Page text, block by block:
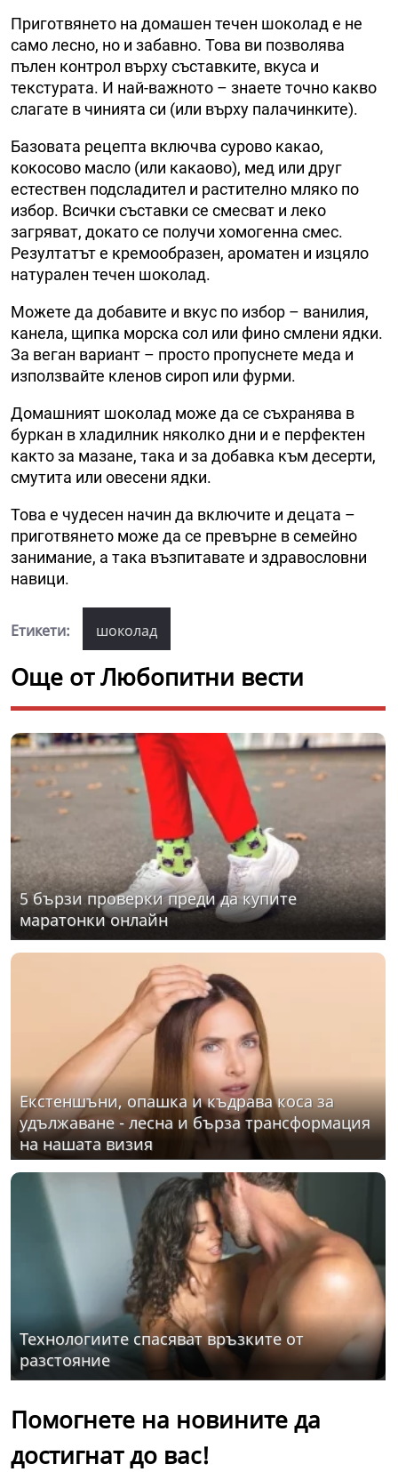
Приготвянето на домашен течен шоколад е не
само лесно, но и забавно. Това ви позволява
пълен контрол върху съставките, вкуса и
текстурата. И най-важното – знаете точно какво
слагате в чинията си (или върху палачинките).
Базовата рецепта включва сурово какао,
кокосово масло (или какаово), мед или друг
естествен подсладител и растително мляко по
избор. Всички съставки се смесват и леко
загряват, докато се получи хомогенна смес.
Резултатът е кремообразен, ароматен и изцяло
натурален течен шоколад.
Можете да добавите и вкус по избор – ванилия,
канела, щипка морска сол или фино смлени ядки.
За веган вариант – просто пропуснете меда и
използвайте кленов сироп или фурми.
Домашният шоколад може да се съхранява в
буркан в хладилник няколко дни и е перфектен
както за мазане, така и за добавка към десерти,
смутита или овесени ядки.
Това е чудесен начин да включите и децата –
приготвянето може да се превърне в семейно
занимание, а така възпитавате и здравословни
навици.
Етикети: шоколад
Още от Любопитни вести
5 бързи проверки преди да купите
маратонки онлайн
Екстеншъни, опашка и къдрава коса за
удължаване - лесна и бърза трансформация
на нашата визия
Технологиите спасяват връзките от
разстояние
Помогнете на новините да
достигнат до вас!